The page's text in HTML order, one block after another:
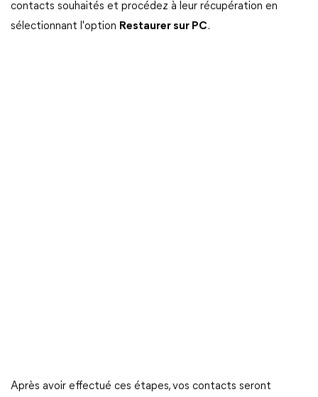
contacts souhaités et procédez à leur récupération en
sélectionnant l'option Restaurer sur PC.
Après avoir effectué ces étapes, vos contacts seront